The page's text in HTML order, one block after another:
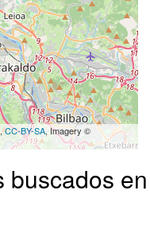
CC-BY-SA, Imagery ©
buscados en